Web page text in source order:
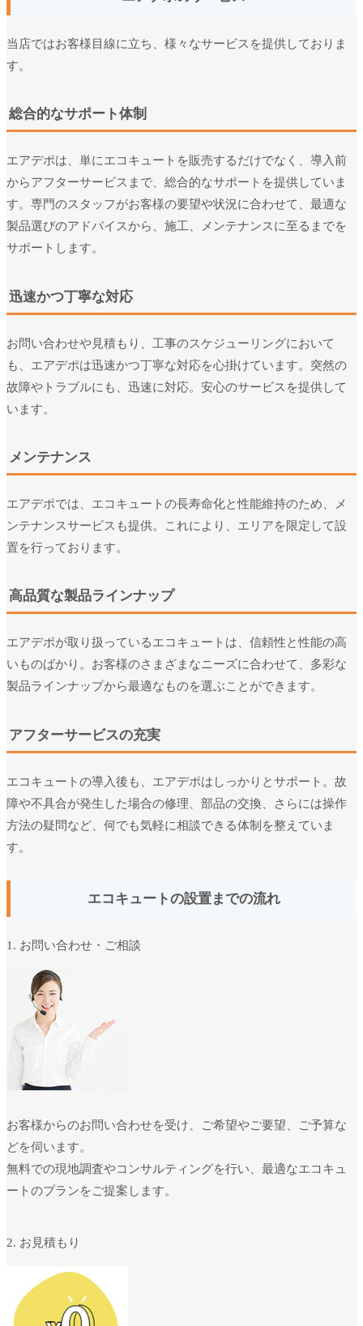
当店ではお客様目線に立ち、様々なサービスを提供しておりま
す。
総合的なサポート体制
エアデポは、単にエコキュートを販売するだけでなく、導入前
からアフターサービスまで、総合的なサポートを提供していま
す。専門のスタッフがお客様の要望や状況に合わせて、最適な
製品選びのアドバイスから、施工、メンテナンスに至るまでを
サポートします。
迅速かつ丁寧な対応
お問い合わせや見積もり、工事のスケジューリングにおいて
も、エアデポは迅速かつ丁寧な対応を心掛けています。突然の
故障やトラブルにも、迅速に対応。安心のサービスを提供して
います。
メンテナンス
エアデポでは、エコキュートの長寿命化と性能維持のため、メ
ンテナンスサービスも提供。これにより、エリアを限定して設
置を行っております。
高品質な製品ラインナップ
エアデポが取り扱っているエコキュートは、信頼性と性能の高
いものばかり。お客様のさまざまなニーズに合わせて、多彩な
製品ラインナップから最適なものを選ぶことができます。
アフターサービスの充実
エコキュートの導入後も、エアデポはしっかりとサポート。故
障や不具合が発生した場合の修理、部品の交換、さらには操作
方法の疑問など、何でも気軽に相談できる体制を整えていま
す。
エコキュートの設置までの流れ
1. お問い合わせ・ご相談
お客様からのお問い合わせを受け、ご希望やご要望、ご予算な
どを伺います。
無料での現地調査やコンサルティングを行い、最適なエコキュ
ートのプランをご提案します。
2. お見積もり